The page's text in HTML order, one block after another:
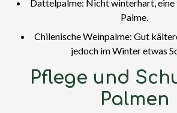
Dattelpalme: Nicht winterhart,
Palme.
Chilenische Weinpalme: Gut
jedoch im Winter etwas
Pflege und
Palmen